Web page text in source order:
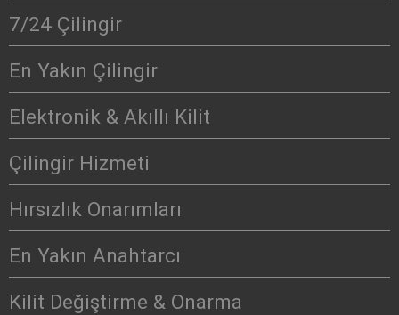
7/24 Çilingir
En Yakın Çilingir
Elektronik & Akıllı Kilit
Çilingir Hizmeti
Hırsızlık Onarımları
En Yakın Anahtarcı
Kilit Değiştirme & Onarma